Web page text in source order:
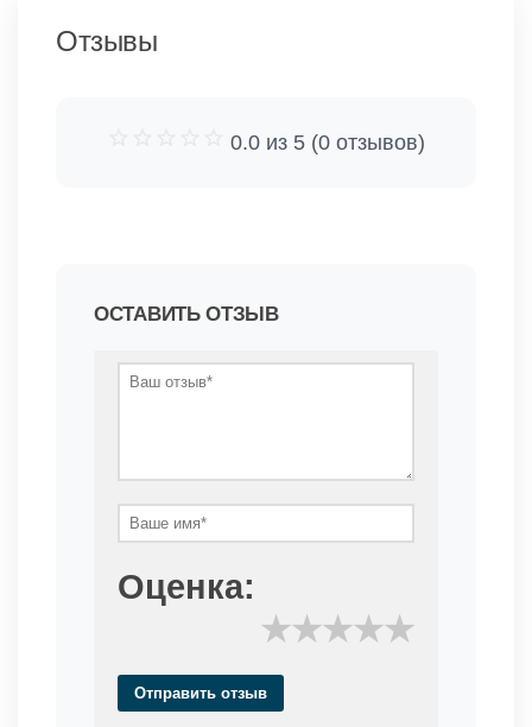
Отзывы
0.0 из 5 (0 отзывов)
ОСТАВИТЬ ОТЗЫВ
Оценка:
★
★
★
★
★
Отправить отзыв